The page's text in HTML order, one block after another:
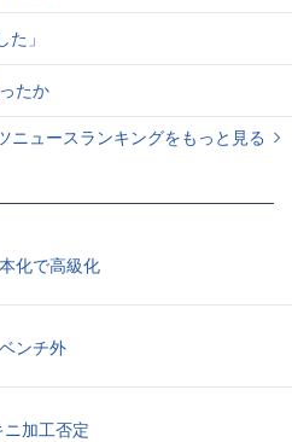
」
たか
ニュースランキングをもっと見る
化で高級化
ンチ外
加工否定